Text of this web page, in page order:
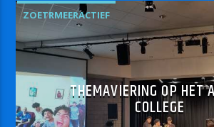
ZOETRMEERACTIEF
THEMAVIERING OP HET
COLLEGE